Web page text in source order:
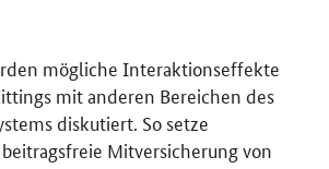
mögliche Interaktionseffekte
mit anderen Bereichen des
diskutiert. So setze
Mitversicherung von